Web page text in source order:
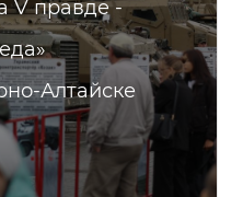
V правде -
Алтайске